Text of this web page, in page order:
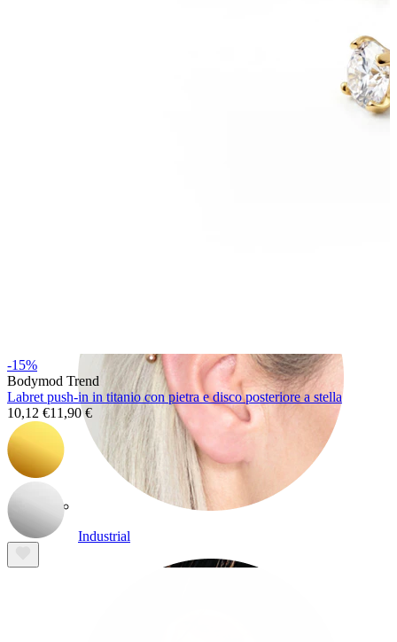
Industrial
-15%
Bodymod Trend
Labret push-in in titanio con pietra e disco posteriore a stella
10,12 €11,90 €